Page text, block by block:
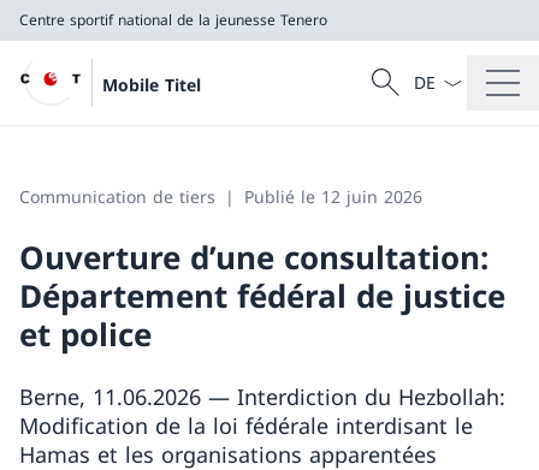
Centre sportif national de la jeunesse Tenero
Mobile Titel
Recherche
Recherche
La langue
Communication de tiers Publié le 12 juin 2026
Ouverture d’une consultation:
Département fédéral de justice
et police
Berne, 11.06.2026 — Interdiction du Hezbollah:
Modification de la loi fédérale interdisant le
Hamas et les organisations apparentées